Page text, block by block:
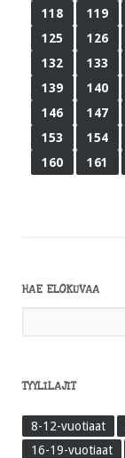
118
119
125
126
132
133
139
140
146
147
153
154
160
161
HAE ELOKUVAA
TYYLILAJIT
8-12-vuotiaat
16-19-vuotiaat